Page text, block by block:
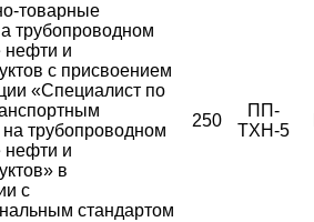
товарные
трубопроводном
нефти и
с присвоением
«Специалист по
трубопроводном
нефти и
в
с
стандартом
250
ПП-
ТХН-5